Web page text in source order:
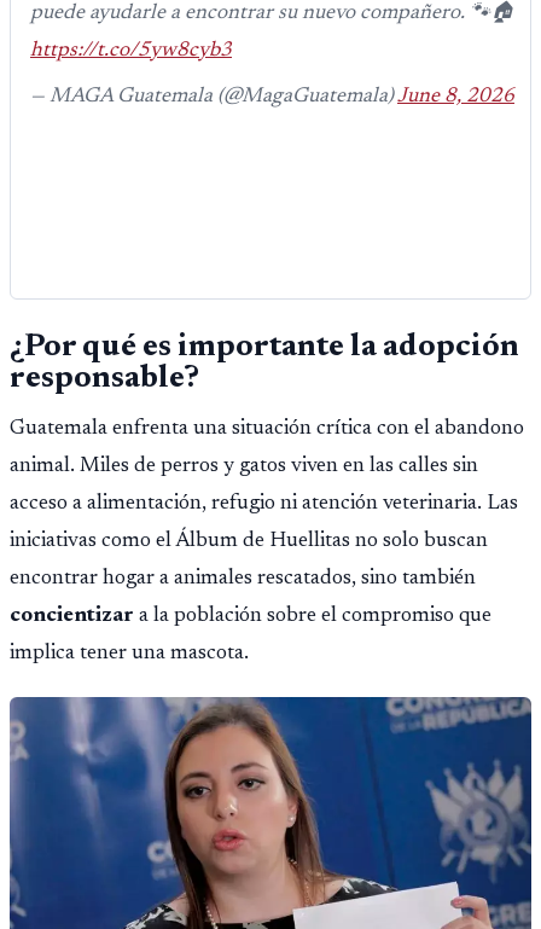
puede ayudarle a encontrar su nuevo compañero. 🐾🏠
https://t.co/5yw8cyb3
— MAGA Guatemala (@MagaGuatemala)June 8, 2026
¿Por qué es importante la adopción
responsable?
Guatemala enfrenta una situación crítica con el abandono
animal. Miles de perros y gatos viven en las calles sin
acceso a alimentación, refugio ni atención veterinaria. Las
iniciativas como el Álbum de Huellitas no solo buscan
encontrar hogar a animales rescatados, sino también
concientizar a la población sobre el compromiso que
implica tener una mascota.